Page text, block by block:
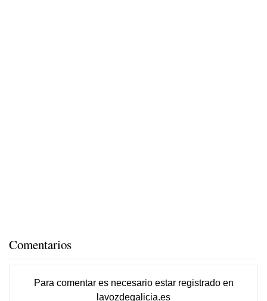
Comentarios
Para comentar es necesario estar registradoen
lavozdegalicia.es